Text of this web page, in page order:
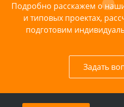
Подробно расскажем о
и типовых проектах,
подготовим
Задать